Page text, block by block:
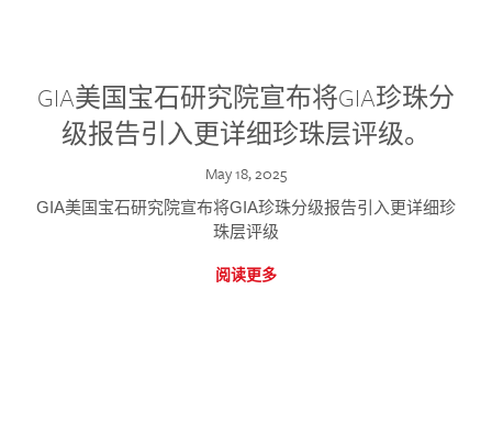
GIA美国宝石研究院宣布将GIA珍珠分
级报告引入更详细珍珠层评级。
May 18, 2025
GIA美国宝石研究院宣布将GIA珍珠分级报告引入更详细珍
珠层评级
阅读更多